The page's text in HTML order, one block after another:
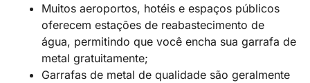
Muitos aeroportos, hotéis e espaços públicos
oferecem estações de reabastecimento de
água, permitindo que você encha sua garrafa de
metal gratuitamente;
Garrafas de metal de qualidade são geralmente